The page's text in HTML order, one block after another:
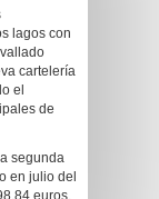
lagos con
cartelería
el
de
segunda
en julio del
euros,